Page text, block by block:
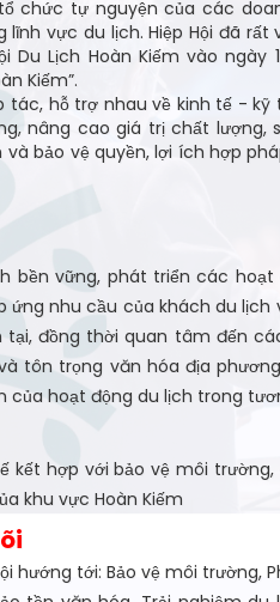
chức tự nguyện của các
vực du lịch. Hiệp Hội đã rất
Lịch Hoàn Kiếm vào ngày
Kiếm”.
tác, hỗ trợ nhau về kinh tế - kỹ
nâng cao giá trị chất lượng,
bảo vệ quyền, lợi ích hợp
bền vững, phát triển các hoạt
ứng nhu cầu của khách du lịch
tại, đồng thời quan tâm đến
tôn trọng văn hóa địa
của hoạt động du lịch trong
kết hợp với bảo vệ môi
khu vực Hoàn Kiếm
hướng tới: Bảo vệ môi trường,